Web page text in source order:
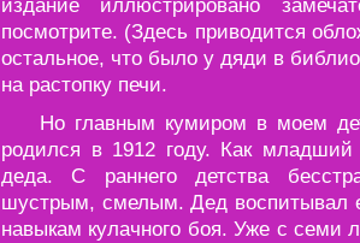
издание иллюстрировано
посмотрите. (Здесь приводится
остальное, что было у дяди в
на растопку печи.
Но главным кумиром в моем
родился в 1912 году. Как
деда. С раннего детства
шустрым, смелым. Дед воспитывал
навыкам кулачного боя. Уже с семи